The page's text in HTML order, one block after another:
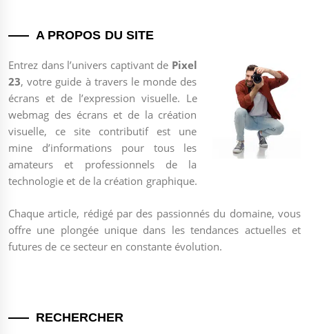
A PROPOS DU SITE
Entrez dans l’univers captivant de Pixel
23, votre guide à travers le monde des
écrans et de l’expression visuelle. Le
webmag des écrans et de la création
visuelle, ce site contributif est une
mine d’informations pour tous les
amateurs et professionnels de la
technologie et de la création graphique.
Chaque article, rédigé par des passionnés du domaine, vous
offre une plongée unique dans les tendances actuelles et
futures de ce secteur en constante évolution.
RECHERCHER